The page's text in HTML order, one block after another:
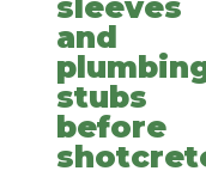
sleeves
and
stubs
before